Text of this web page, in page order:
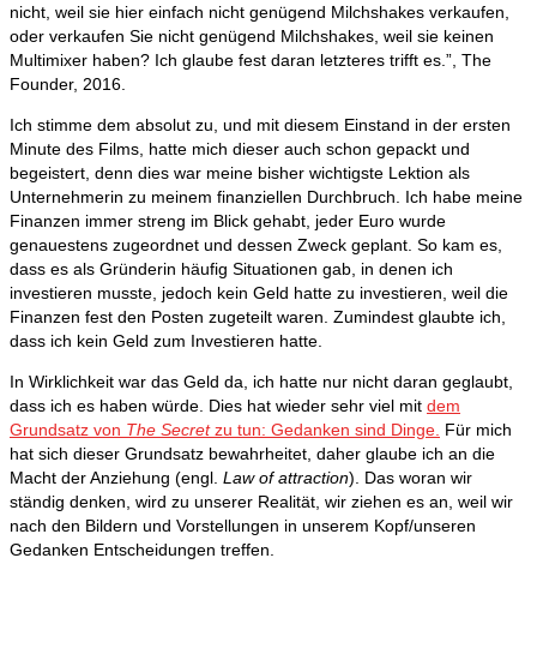
nicht, weil sie hier einfach nicht genügend Milchshakes verkaufen,
oder verkaufen Sie nicht genügend Milchshakes, weil sie keinen
Multimixer haben? Ich glaube fest daran letzteres trifft es.”, The
Founder, 2016.
Ich stimme dem absolut zu, und mit diesem Einstand in der ersten
Minute des Films, hatte mich dieser auch schon gepackt und
begeistert, denn dies war meine bisher wichtigste Lektion als
Unternehmerin zu meinem finanziellen Durchbruch. Ich habe meine
Finanzen immer streng im Blick gehabt, jeder Euro wurde
genauestens zugeordnet und dessen Zweck geplant. So kam es,
dass es als Gründerin häufig Situationen gab, in denen ich
investieren musste, jedoch kein Geld hatte zu investieren, weil die
Finanzen fest den Posten zugeteilt waren. Zumindest glaubte ich,
dass ich kein Geld zum Investieren hatte.
In Wirklichkeit war das Geld da, ich hatte nur nicht daran geglaubt,
dass ich es haben würde. Dies hat wieder sehr viel mit dem
Grundsatz von The Secretzu tun: Gedanken sind Dinge. Für mich
hat sich dieser Grundsatz bewahrheitet, daher glaube ich an die
Macht der Anziehung (engl. Law of attraction). Das woran wir
ständig denken, wird zu unserer Realität, wir ziehen es an, weil wir
nach den Bildern und Vorstellungen in unserem Kopf/unseren
Gedanken Entscheidungen treffen.